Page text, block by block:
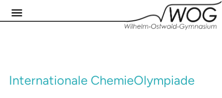
Internationale ChemieOlympiade